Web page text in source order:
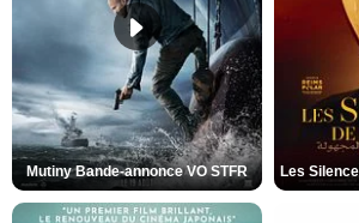
Mutiny Bande-annonce VO STFR